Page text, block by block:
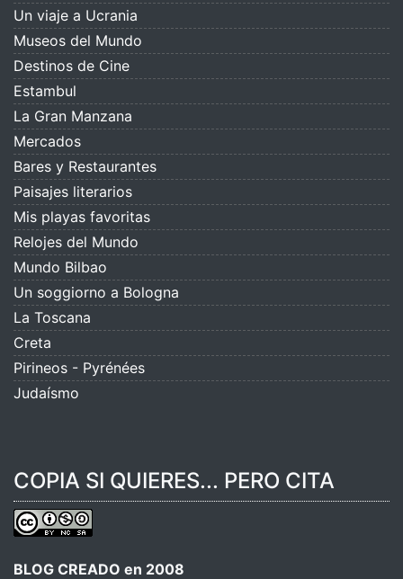
Un viaje a Ucrania
Museos del Mundo
Destinos de Cine
Estambul
La Gran Manzana
Mercados
Bares y Restaurantes
Paisajes literarios
Mis playas favoritas
Relojes del Mundo
Mundo Bilbao
Un soggiorno a Bologna
La Toscana
Creta
Pirineos - Pyrénées
Judaísmo
COPIA SI QUIERES... PERO CITA
BLOG CREADO en 2008